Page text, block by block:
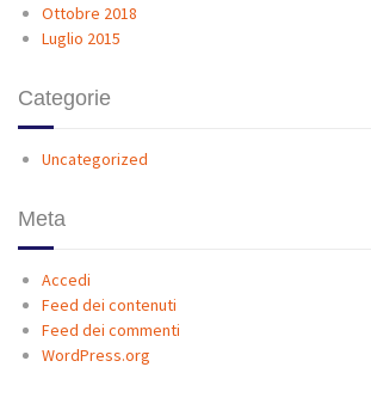
Ottobre 2018
Luglio 2015
Categorie
Uncategorized
Meta
Accedi
Feed dei contenuti
Feed dei commenti
WordPress.org